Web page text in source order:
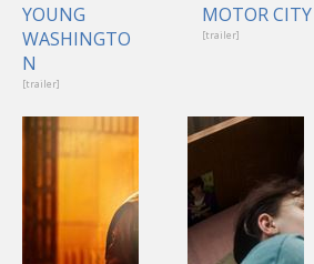
YOUNG
WASHINGTO
N
[trailer]
MOTOR CITY
[trailer]